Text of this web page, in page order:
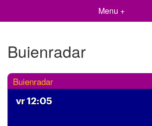
Menu +
Buienradar
Buienradar